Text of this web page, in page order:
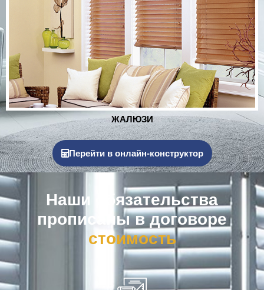
РОЛЬСТАВНИ
Перейти в онлайн-конструктор
Наши обязательства
прописаны в договоре
компенсац